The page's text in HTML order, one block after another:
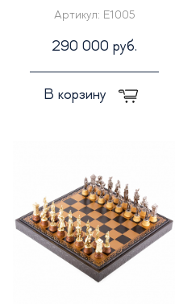
Артикул: E1005
290 000 руб.
В корзину